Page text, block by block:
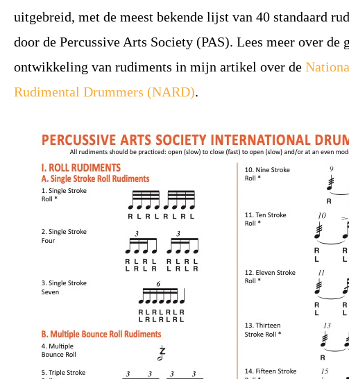
uitgebreid, met de meest bekende lijst van 40 standaard
door de Percussive Arts Society (PAS). Lees meer over de
ontwikkeling van rudiments in mijn artikel over de
Rudimental Drummers (NARD).